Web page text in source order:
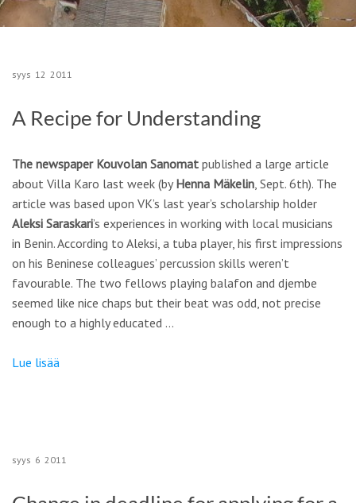
syys 12 2011
A Recipe for Understanding
The newspaper Kouvolan Sanomat published a large article
about Villa Karo last week (byHenna Mäkelin, Sept. 6th). The
article was based upon VK’s last year’s scholarship holder
Aleksi Saraskari’s experiences in working with local musicians
in Benin. According to Aleksi, a tuba player, his first impressions
on his Beninese colleagues’ percussion skills weren’t
favourable. The two fellows playing balafon and djembe
seemed like nice chaps but their beat was odd, not precise
enough to a highly educated …
Lue lisää
syys 6 2011